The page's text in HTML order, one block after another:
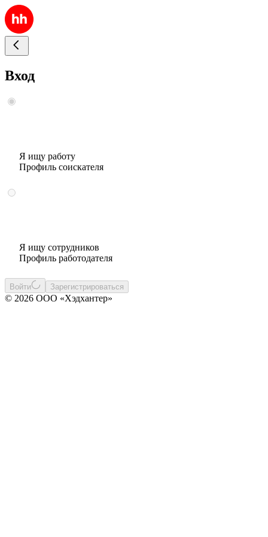
Вход
Я ищу работу
Профиль соискателя
Я ищу сотрудников
Профиль работодателя
Войти Зарегистрироваться
© 2026 ООО «Хэдхантер»